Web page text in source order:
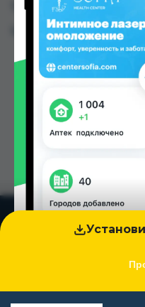
Таджикистана
Цена: от30.00 TJS